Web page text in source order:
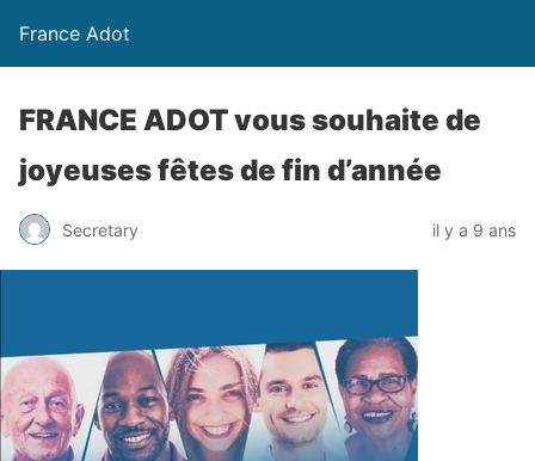
France Adot
FRANCE ADOT vous souhaite de
joyeuses fêtes de fin d’année
Secretary il y a 9 ans